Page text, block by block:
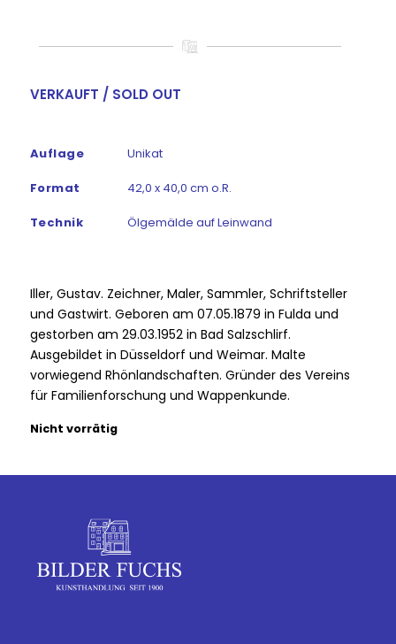
VERKAUFT / SOLD OUT
Auflage Unikat
Format 42,0 x 40,0 cm o.R.
Technik Ölgemälde auf Leinwand
Iller, Gustav. Zeichner, Maler, Sammler, Schriftsteller
und Gastwirt. Geboren am 07.05.1879 in Fulda und
gestorben am 29.03.1952 in Bad Salzschlirf.
Ausgebildet in Düsseldorf und Weimar. Malte
vorwiegend Rhönlandschaften. Gründer des Vereins
für Familienforschung und Wappenkunde.
Nicht vorrätig